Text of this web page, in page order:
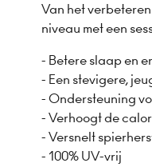
Van het
niveau met een
- Betere slaap en
- Een stevigere,
- Ondersteuning
- Verhoogt de
- Versnelt
- 100% UV-vrij